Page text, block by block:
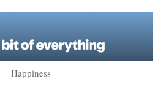
Happiness